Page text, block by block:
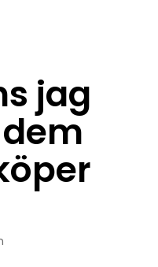
jag